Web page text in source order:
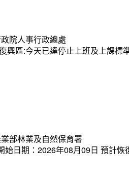
院人事行政總處
興區:今天已達停止上班及上課
部林業及自然保育署
始日期：2026年08月09日 預計